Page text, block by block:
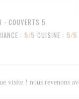
- COUVERTS 5
: 5/5 CUISINE : 5/5
visite ! nous revenons